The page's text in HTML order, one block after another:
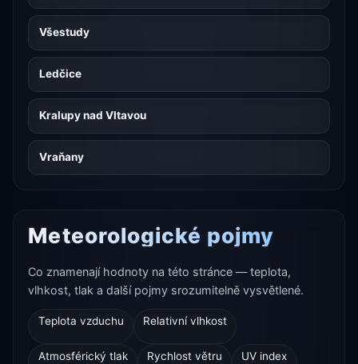
Všestudy
Ledčice
Kralupy nad Vltavou
Vraňany
Meteorologické pojmy
Co znamenají hodnoty na této stránce — teplota,
vlhkost, tlak a další pojmy srozumitelně vysvětlené.
Teplota vzduchu Relativní vlhkost
Atmosférický tlak Rychlost větru UV index